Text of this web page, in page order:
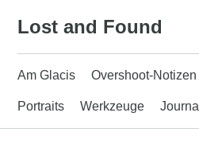
Lost and Found
Am Glacis Overshoot-Notizen
Portraits Werkzeuge Journal